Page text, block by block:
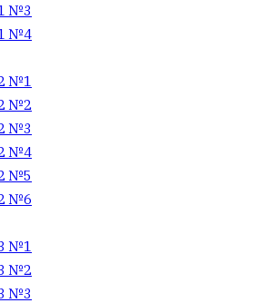
№3
№4
№1
№2
№3
№4
№5
№6
№1
№2
№3